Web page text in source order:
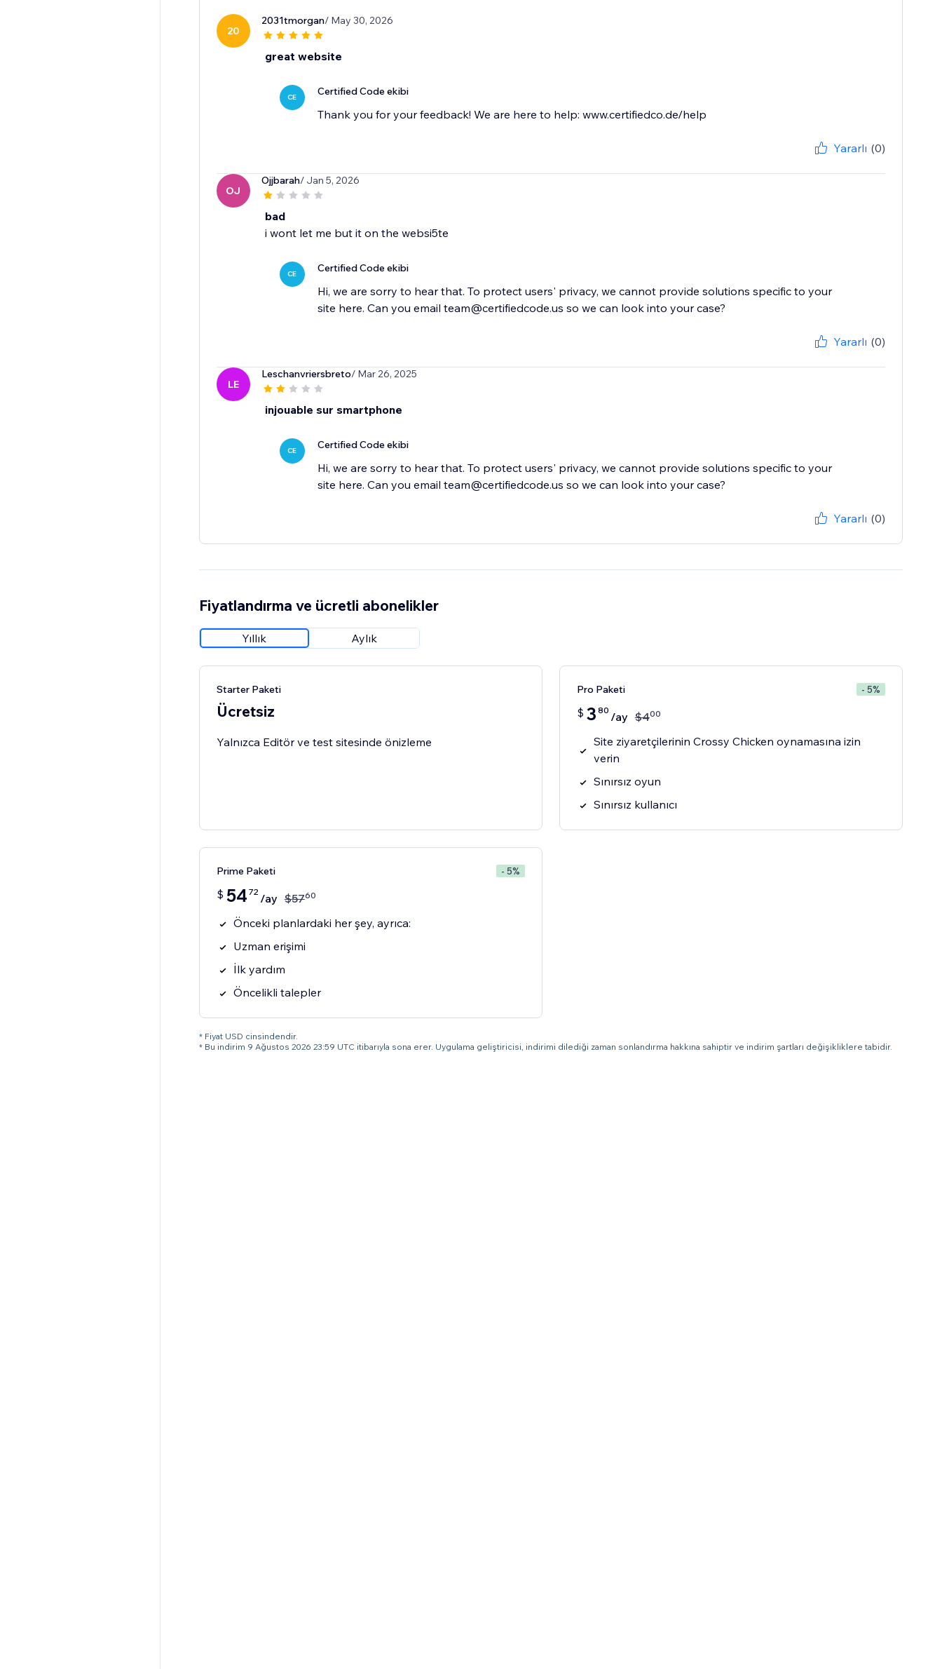
20
2031tmorgan/ May 30, 2026
great website
CE Certified Code ekibi
Thank you for your feedback! We are here to help: www.certifiedco.de/help
Yararlı (0)
OJ
Ojjbarah/ Jan 5, 2026
bad
i wont let me but it on the websi5te
CE Certified Code ekibi
Hi, we are sorry to hear that. To protect users' privacy, we cannot provide solutions specific to your
site here. Can you email team@certifiedcode.us so we can look into your case?
Yararlı (0)
LE
Leschanvriersbreto/ Mar 26, 2025
injouable sur smartphone
CE Certified Code ekibi
Hi, we are sorry to hear that. To protect users' privacy, we cannot provide solutions specific to your
site here. Can you email team@certifiedcode.us so we can look into your case?
Yararlı (0)
Fiyatlandırma ve ücretli abonelikler
Yıllık Aylık
Starter Paketi
Ücretsiz
Yalnızca Editör ve test sitesinde önizleme
Pro Paketi - 5%
$ 3 80 /ay $400
Site ziyaretçilerinin Crossy Chicken oynamasına izin
verin
Sınırsız oyun
Sınırsız kullanıcı
Prime Paketi - 5%
$ 54 72 /ay $5760
Önceki planlardaki her şey, ayrıca:
Uzman erişimi
İlk yardım
Öncelikli talepler
* Fiyat USD cinsindendir.
* Bu indirim 9 Ağustos 2026 23:59 UTC itibarıyla sona erer. Uygulama geliştiricisi, indirimi dilediği zaman sonlandırma hakkına sahiptir ve indirim şartları değişikliklere tabidir.